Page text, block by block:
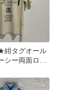
紺タグオール
シー両面ロゴ